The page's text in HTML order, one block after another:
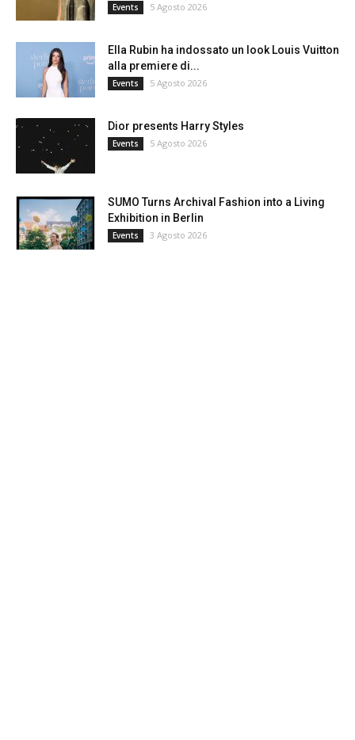
Events 5 Agosto 2026
Ella Rubin ha indossato un look Louis Vuitton
alla premiere di...
Events 5 Agosto 2026
Dior presents Harry Styles
Events 5 Agosto 2026
SUMO Turns Archival Fashion into a Living
Exhibition in Berlin
Events 3 Agosto 2026